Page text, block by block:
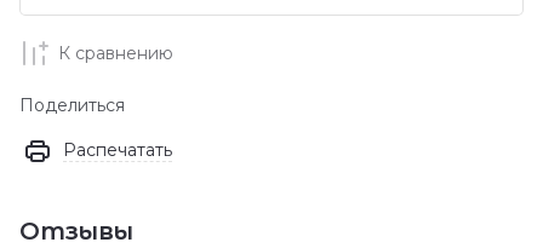
К сравнению
Поделиться
Распечатать
Отзывы